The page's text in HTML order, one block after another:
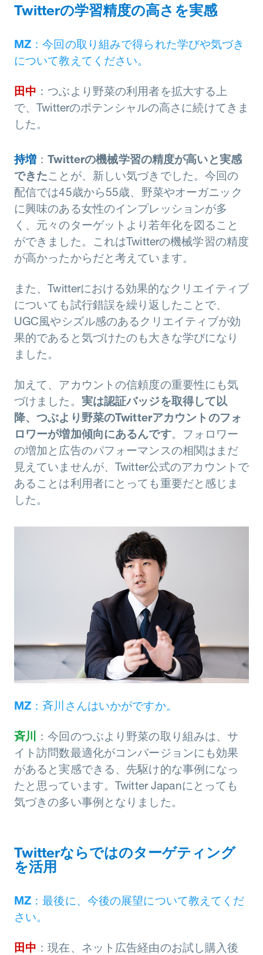
Twitterの学習精度の高さを実感
MZ ：今回の取り組みで得られた学びや気づき
について教えてください。
田中 ：つぶより野菜の利用者を拡大する上
で、Twitterのポテンシャルの高さに続けてきま
した。
持増 ：Twitterの機械学習の精度が高いと実感
できたことが、新しい気づきでした。今回の
配信では45歳から55歳、野菜やオーガニック
に興味のある女性のインプレッションが多
く、元々のターゲットより若年化を図ること
ができました。これはTwitterの機械学習の精度
が高かったからだと考えています。
また、Twitterにおける効果的なクリエイティブ
についても試行錯誤を繰り返したことで、
UGC風やシズル感のあるクリエイティブが効
果的であると気づけたのも大きな学びになり
ました。
加えて、アカウントの信頼度の重要性にも気
づけました。 実は認証バッジを取得して以
降、つぶより野菜のTwitterアカウントのフォ
ロワーが増加傾向にあるんです。フォロワー
の増加と広告のパフォーマンスの相関はまだ
見えていませんが、Twitter公式のアカウントで
あることは利用者にとっても重要だと感じま
した。
MZ ：斉川さんはいかがですか。
斉川
：今回のつぶより野菜の取り組みは、サ
イト訪問数最適化がコンバージョンにも効果
があると実感できる、先駆け的な事例になっ
たと思っています。Twitter Japanにとっても
気づきの多い事例となりました。
Twitterならではのターゲティング
を活用
MZ ：最後に、今後の展望について教えてくだ
さい。
田中 ：現在、ネット広告経由のお試し購入後